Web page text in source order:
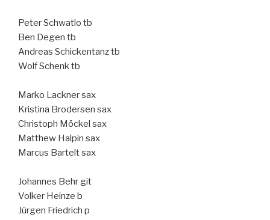
Peter Schwatlo tb
Ben Degen tb
Andreas Schickentanz tb
Wolf Schenk tb
Marko Lackner sax
Kristina Brodersen sax
Christoph Möckel sax
Matthew Halpin sax
Marcus Bartelt sax
Johannes Behr git
Volker Heinze b
Jürgen Friedrich p